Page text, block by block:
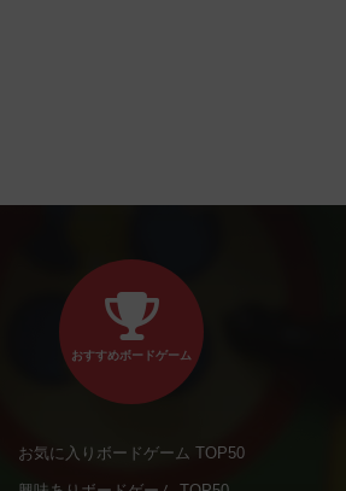
おすすめボードゲーム
お気に入りボードゲーム TOP50